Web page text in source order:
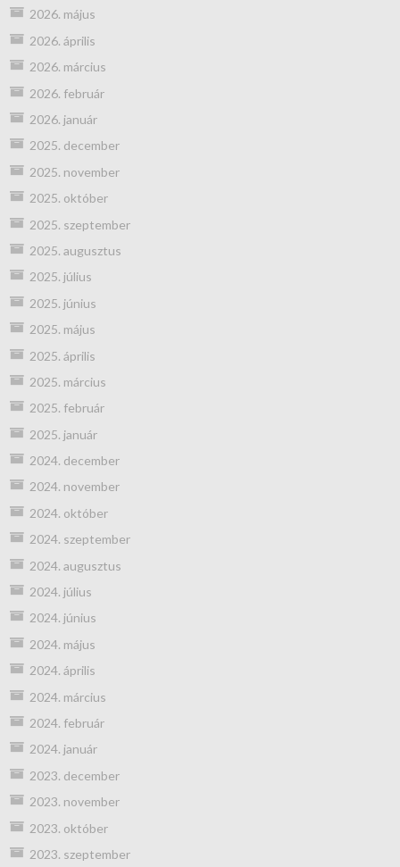
2026. május
2026. április
2026. március
2026. február
2026. január
2025. december
2025. november
2025. október
2025. szeptember
2025. augusztus
2025. július
2025. június
2025. május
2025. április
2025. március
2025. február
2025. január
2024. december
2024. november
2024. október
2024. szeptember
2024. augusztus
2024. július
2024. június
2024. május
2024. április
2024. március
2024. február
2024. január
2023. december
2023. november
2023. október
2023. szeptember